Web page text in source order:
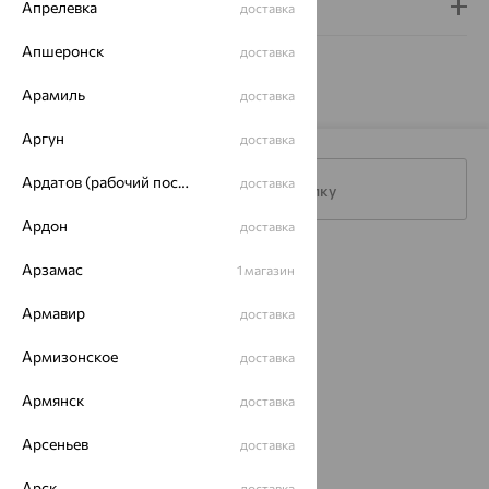
Гарантия и возврат
Подписаться на рассылку
Каталог
Акции
Магазины
Апрелевка доставка
Апшеронск доставка
Арамиль доставка
Аргун доставка
Ардатов (рабочий поселок) доставка
Ардон доставка
Арзамас 1 магазин
Армавир доставка
Армизонское доставка
Армянск доставка
Арсеньев доставка